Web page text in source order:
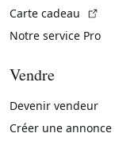
Carte cadeau
Notre service Pro
Vendre
Devenir vendeur
Créer une annonce